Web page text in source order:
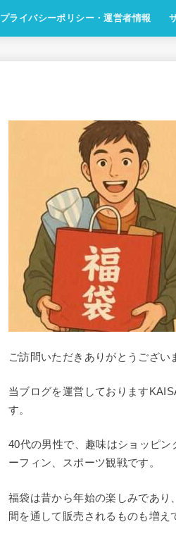
プライバシーポリシー・運営者情報
ご訪問いただきありがとうござい
当ブログを運営しております
す。
40代の男性で、趣味はショッピン
ーフィン、スポーツ観戦です。
福袋は昔から年始の楽しみであり
間を通して販売されるものも増え